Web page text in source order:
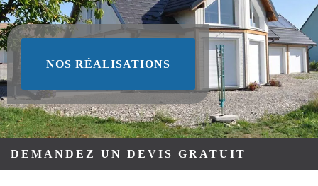
NOS RÉALISATIONS
DEMANDEZ UN DEVIS GRATUIT